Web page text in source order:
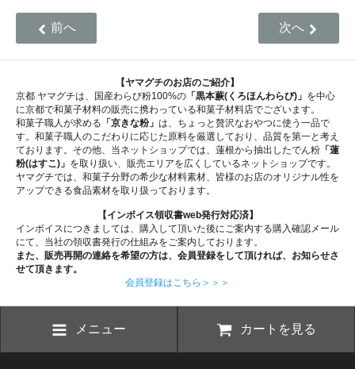
前へ 次へ
【ヤマグチのお店のご紹介】
京都 ヤマグチは、国産わらび粉100%の 「黒本蕨(くろほんわらび)」 を中心
に京都で和菓子材料の販売に携わっている和菓子材料店でございます。
和菓子職人が求める 「京きな粉」 は、ちょっと贅沢なおやつに使う一品で
す。和菓子職人のこだわりに応じた原料を厳選しており、品質を第一と考え
ております。その他、当ネットショップでは、蓮根から抽出したでん粉 「蓮
粉(はすこ)」 を取り扱い、販売エリアを広くしているネットショップです。
ヤマグチでは、和菓子分野の希少な材料素材、皆様のお店のオリジナル性を
アップできる食品素材を取り扱っております。
【インボイス領収書web発行対応済】
インボイスにつきましては、購入して頂いた後にご案内する購入確認メール
にて、当社の領収書発行の仕組みをご案内しております。
また、販売再開の連絡を希望の方は、会員登録をして頂ければ、お知らせさ
せて頂きます。
会員登録はこちら＞＞＞
メニュー カートを見る